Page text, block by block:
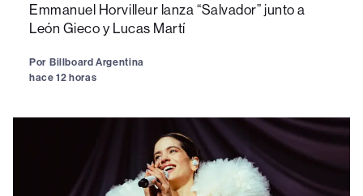
Emmanuel Horvilleur lanza “Salvador” junto a
León Gieco y Lucas Martí
Por Billboard Argentina
hace 12 horas